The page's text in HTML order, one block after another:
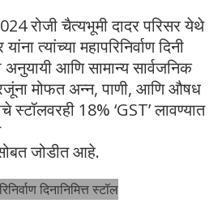
रोजी चैत्यभूमी दादर परिसर येथे
त्यांच्या महापरिनिर्वाण दिनी
अनुयायी आणि सामान्य सार्वजनिक
मोफत अन्न, पाणी, आणि औषध
स्टॉलवरही 18% ‘GST’ लावण्यात
जोडीत आहे.